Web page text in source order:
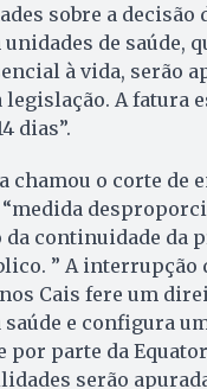
sobre a decisão
de saúde,
à vida, serão
A fatura
dias”.
chamou o corte de
continuidade da
” A interrupção
Cais fere um
saúde e configura
por parte da
serão